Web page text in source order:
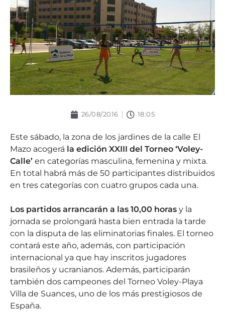
26/08/2016 18:05
Este sábado, la zona de los jardines de la calle El
Mazo acogerá la edición XXIII del Torneo ‘Voley-
Calle’ en categorías masculina, femenina y mixta.
En total habrá más de 50 participantes distribuidos
en tres categorías con cuatro grupos cada una.
Los partidos arrancarán a las 10,00 horas y la
jornada se prolongará hasta bien entrada la tarde
con la disputa de las eliminatorias finales. El torneo
contará este año, además, con participación
internacional ya que hay inscritos jugadores
brasileños y ucranianos. Además, participarán
también dos campeones del Torneo Voley-Playa
Villa de Suances, uno de los más prestigiosos de
España.